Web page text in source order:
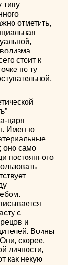
типу
отметить,
стоит к
по ту
царя
Именно
оно само
постоянного
с
и
Воины
скорее,
личности,
как некую